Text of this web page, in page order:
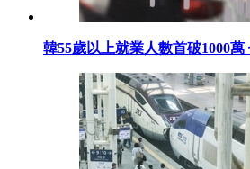
韓55歲以上就業人數首破1000